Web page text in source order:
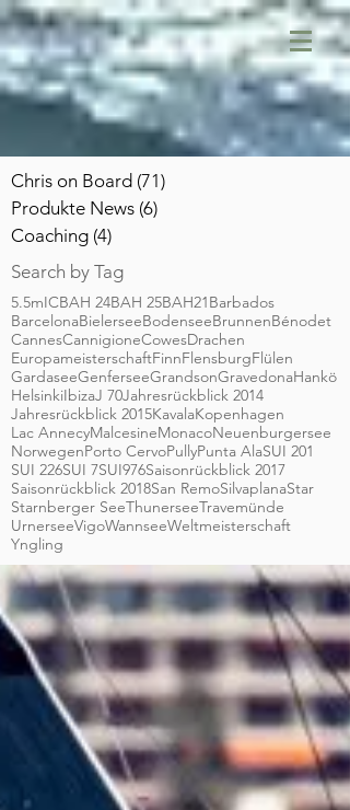
Chris on Board (71)
Produkte News (6)
Coaching (4)
Search by Tag
5.5mICBAH 24BAH 25BAH21Barbados
BarcelonaBielerseeBodenseeBrunnenBénodet
CannesCannigioneCowesDrachen
EuropameisterschaftFinnFlensburgFlülen
GardaseeGenferseeGrandsonGravedonaHankö
HelsinkiIbizaJ 70Jahresrückblick 2014
Jahresrückblick 2015KavalaKopenhagen
Lac AnnecyMalcesineMonacoNeuenburgersee
NorwegenPorto CervoPullyPunta AlaSUI 201
SUI 226SUI 7SUI976Saisonrückblick 2017
Saisonrückblick 2018San RemoSilvaplanaStar
Starnberger SeeThunerseeTravemünde
UrnerseeVigoWannseeWeltmeisterschaft
Yngling